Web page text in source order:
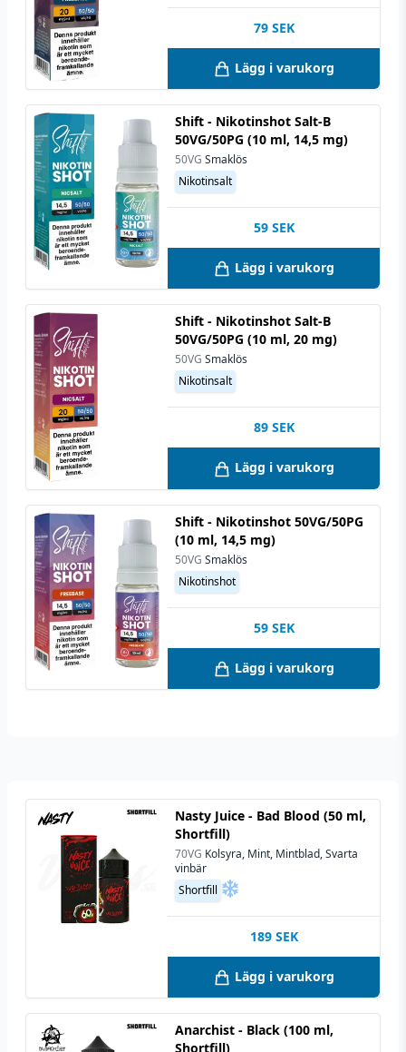
79 SEK
Lägg i varukorg
Shift - Nikotinshot Salt-B
50VG/50PG (10 ml, 14,5 mg)
50VG Smaklös
Nikotinsalt
59 SEK
Lägg i varukorg
Shift - Nikotinshot Salt-B
50VG/50PG (10 ml, 20 mg)
50VG Smaklös
Nikotinsalt
89 SEK
Lägg i varukorg
Shift - Nikotinshot 50VG/50PG
(10 ml, 14,5 mg)
50VG Smaklös
Nikotinshot
59 SEK
Lägg i varukorg
Nasty Juice - Bad Blood (50 ml,
Shortfill)
70VG Kolsyra, Mint, Mintblad, Svarta
vinbär
Shortfill
189 SEK
Lägg i varukorg
Anarchist - Black (100 ml,
Shortfill)